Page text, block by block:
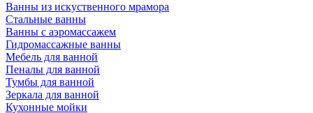
Ванны из искуственного мрамора
Стальные ванны
Ванны с аэромассажем
Гидромассажные ванны
Мебель для ванной
Пеналы для ванной
Тумбы для ванной
Зеркала для ванной
Кухонные мойки